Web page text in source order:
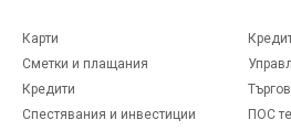
Карти
Сметки и плащания
Кредити
Спестявания и инвестиции
ПОС